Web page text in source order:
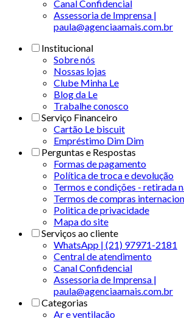
Canal Confidencial
Assessoria de Imprensa |
paula@agenciaamais.com.br
Institucional
Sobre nós
Nossas lojas
Clube Minha Le
Blog da Le
Trabalhe conosco
Serviço Financeiro
Cartão Le biscuit
Empréstimo Dim Dim
Perguntas e Respostas
Formas de pagamento
Política de troca e devolução
Termos e condições - retirada
Termos de compras
Politica de privacidade
Mapa do site
Serviços ao cliente
WhatsApp | (21) 97971-2181
Central de atendimento
Canal Confidencial
Assessoria de Imprensa |
paula@agenciaamais.com.br
Categorias
Ar e ventilação